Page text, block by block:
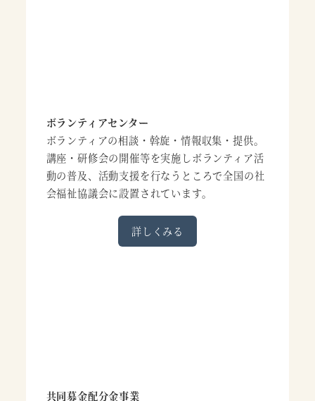
ボランティアセンター
ボランティアの相談・斡旋・情報収集・提供。
講座・研修会の開催等を実施しボランティア活
動の普及、活動支援を行なうところで全国の社
会福祉協議会に設置されています。
詳しくみる
共同募金配分金事業